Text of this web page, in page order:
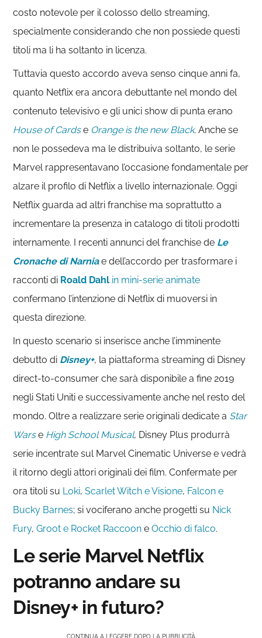
costo notevole per il colosso dello streaming,
specialmente considerando che non possiede questi
titoli ma li ha soltanto in licenza.
Tuttavia questo accordo aveva senso cinque anni fa,
quanto Netflix era ancora debuttante nel mondo del
contenuto televisivo e gli unici show di punta erano
House of Cardse Orange is the new Black. Anche se
non le possedeva ma le distribuiva soltanto, le serie
Marvel rappresentavano l’occasione fondamentale per
alzare il profilo di Netflix a livello internazionale. Oggi
Netflix guarda ad altri franchise ma soprattutto a
incrementare la presenza in catalogo di titoli prodotti
internamente. I recenti annunci del franchise de Le
Cronache di Narniae dell’accordo per trasformare i
racconti di Roald Dahl in mini-serie animate
confermano l’intenzione di Netflix di muoversi in
questa direzione.
In questo scenario si inserisce anche l’imminente
debutto di Disney+, la piattaforma streaming di Disney
direct-to-consumer che sarà disponibile a fine 2019
negli Stati Uniti e successivamente anche nel resto del
mondo. Oltre a realizzare serie originali dedicate a Star
Warse High School Musical, Disney Plus produrrà
serie incentrate sul Marvel Cinematic Universe e vedrà
il ritorno degli attori originali dei film. Confermate per
ora titoli su Loki,Scarlet Witch e Visione, Falcon e
Bucky Barnes; si vociferano anche progetti su Nick
Fury,Groot e Rocket Raccoon eOcchio di falco.
Le serie Marvel Netflix
potranno andare su
Disney+ in futuro?
CONTINUA A LEGGERE DOPO LA PUBBLICITÀ